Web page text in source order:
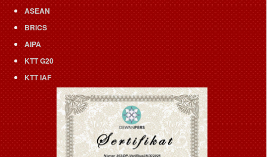
ASEAN
BRICS
AIPA
KTT G20
KTT IAF